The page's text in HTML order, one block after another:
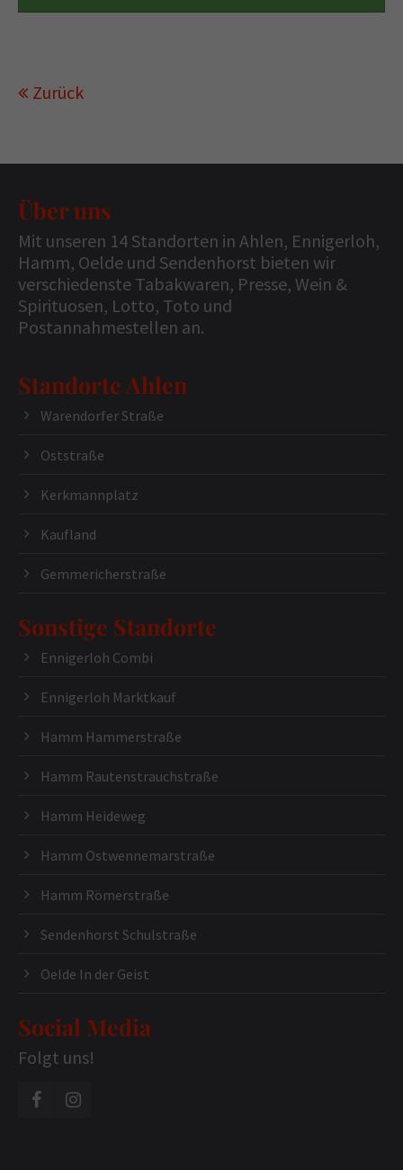
Zurück
Über uns
Mit unseren 14 Standorten in Ahlen, Ennigerloh,
Hamm, Oelde und Sendenhorst bieten wir
verschiedenste Tabakwaren, Presse, Wein &
Spirituosen, Lotto, Toto und
Postannahmestellen an.
Standorte Ahlen
Warendorfer Straße
Oststraße
Kerkmannplatz
Kaufland
Gemmericherstraße
Sonstige Standorte
Ennigerloh Combi
Ennigerloh Marktkauf
Hamm Hammerstraße
Hamm Rautenstrauchstraße
Hamm Heideweg
Hamm Ostwennemarstraße
Hamm Römerstraße
Sendenhorst Schulstraße
Oelde In der Geist
Social Media
Folgt uns!